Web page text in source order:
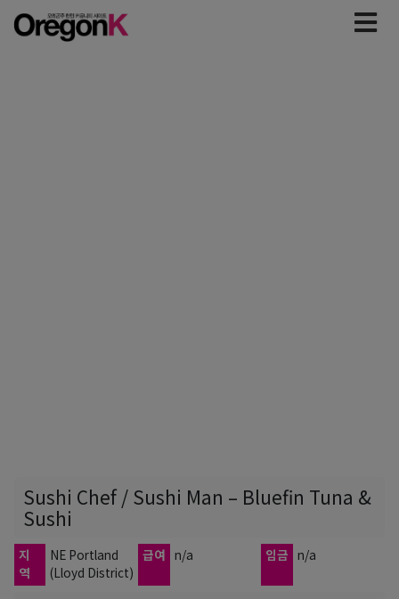
Sushi Chef / Sushi Man – Bluefin Tuna &
Sushi
지
역
NE Portland
(Lloyd District)
급여 n/a 임금 n/a